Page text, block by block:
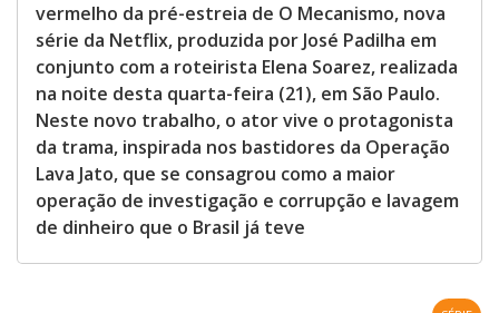
vermelho da pré-estreia de O Mecanismo, nova
série da Netflix, produzida por José Padilha em
conjunto com a roteirista Elena Soarez, realizada
na noite desta quarta-feira (21), em São Paulo.
Neste novo trabalho, o ator vive o protagonista
da trama, inspirada nos bastidores da Operação
Lava Jato, que se consagrou como a maior
operação de investigação e corrupção e lavagem
de dinheiro que o Brasil já teve